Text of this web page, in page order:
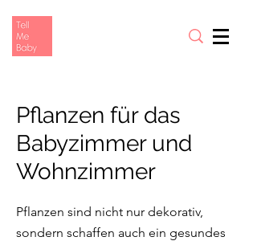
Pflanzen für das
Babyzimmer und
Wohnzimmer
Pflanzen sind nicht nur dekorativ,
sondern schaffen auch ein gesundes